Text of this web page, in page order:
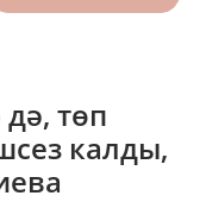
төп
калды,